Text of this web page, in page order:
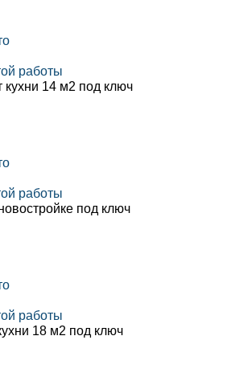
работы
кухни 14 м2 под ключ
работы
под ключ
работы
18 м2 под ключ